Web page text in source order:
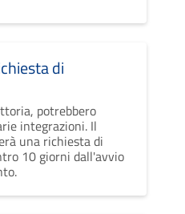
di
potrebbero
integrazioni. Il
una richiesta di
10 giorni dall'avvio